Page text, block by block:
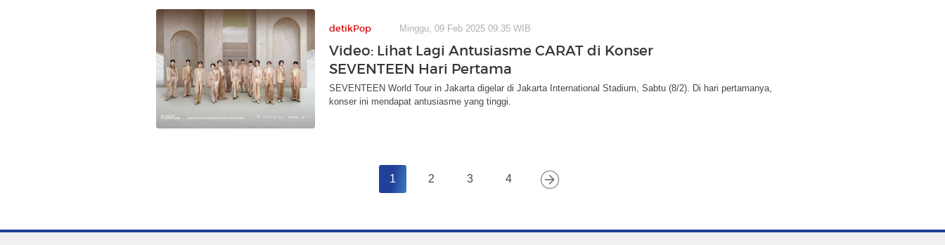
detikPop Minggu, 09 Feb 2025 09:35 WIB
Video: Lihat Lagi Antusiasme CARAT di Konser
SEVENTEEN Hari Pertama
SEVENTEEN World Tour in Jakarta digelar di Jakarta International Stadium, Sabtu (8/2). Di hari pertamanya,
konser ini mendapat antusiasme yang tinggi.
1 2 3 4